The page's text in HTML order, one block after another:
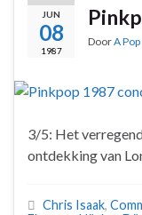
JUN
08
1987
DoorA
3/5: Het
ontdekking van
Chris Isaak,